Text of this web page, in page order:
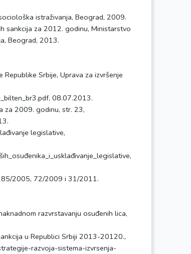
istraživanja, Beograd, 2009.
sankcija za 2012. godinu, Ministarstvo
Beograd, 2013.
Srbije, Uprava za izvršenje
08.07.2013.
za 2009. godinu, str. 23,
legislative,
85/2005, 72/2009 i 31/2011.
razvrstavanju osuđenih lica,
u Republici Srbiji 2013-20120.,
razvoja-sistema-izvrsenja-